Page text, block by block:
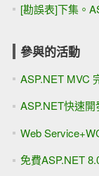
[勘誤表]下集。
參與的活動
ASP.NET MVC
ASP.NET快速
Web
免費ASP.NET